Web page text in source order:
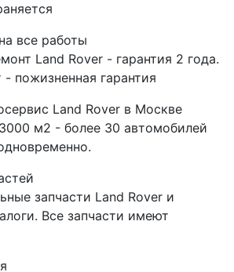
все работы
Land Rover - гарантия 2 года.
пожизненная гарантия
Land Rover в Москве
м2 - более 30 автомобилей
запчасти Land Rover и
Все запчасти имеют